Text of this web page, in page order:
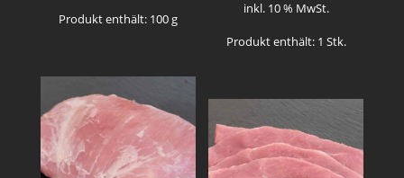
Produkt enthält: 100g
inkl. 10 % MwSt.
Produkt enthält: 1 Stk.